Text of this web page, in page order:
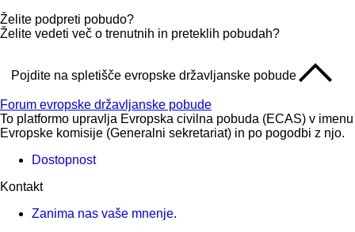
Želite podpreti pobudo?
Želite vedeti več o trenutnih in preteklih pobudah?
Pojdite na spletišče evropske državljanske pobude
Forum evropske državljanske pobude
To platformo upravlja Evropska civilna pobuda (ECAS) v imenu
Evropske komisije (Generalni sekretariat) in po pogodbi z njo.
Dostopnost
Kontakt
Zanima nas vaše mnenje.